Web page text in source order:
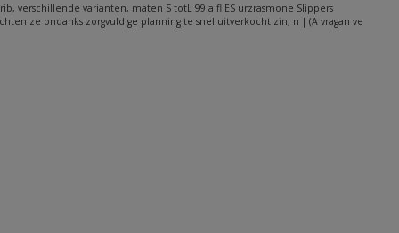
verschillende varianten, maten S totL 99 a fl ES urzrasmone Slippers
ze ondanks zorgvuldige planning te snel uitverkocht zin, n | (A vragan ve